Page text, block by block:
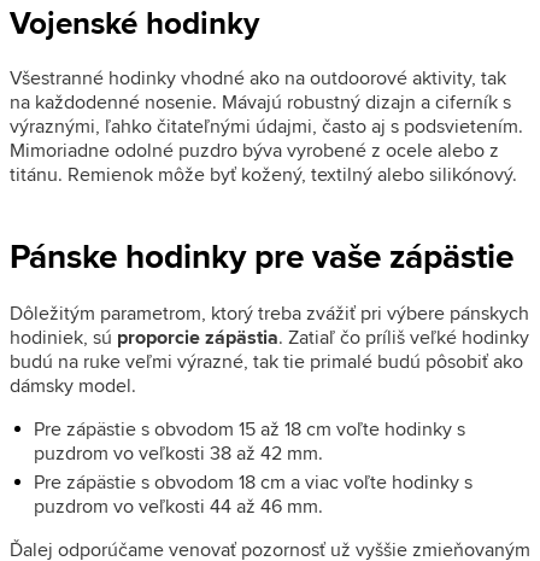
Vojenské hodinky
Všestranné hodinky vhodné ako na outdoorové aktivity, tak
na každodenné nosenie. Mávajú robustný dizajn a ciferník s
výraznými, ľahko čitateľnými údajmi, často aj s podsvietením.
Mimoriadne odolné puzdro býva vyrobené z ocele alebo z
titánu. Remienok môže byť kožený, textilný alebo silikónový.
Pánske hodinky pre vaše zápästie
Dôležitým parametrom, ktorý treba zvážiť pri výbere pánskych
hodiniek, sú proporcie zápästia. Zatiaľ čo príliš veľké hodinky
budú na ruke veľmi výrazné, tak tie primalé budú pôsobiť ako
dámsky model.
Pre zápästie s obvodom 15 až 18 cm voľte hodinky s
puzdrom vo veľkosti 38 až 42 mm.
Pre zápästie s obvodom 18 cm a viac voľte hodinky s
puzdrom vo veľkosti 44 až 46 mm.
Ďalej odporúčame venovať pozornosť už vyššie zmieňovaným